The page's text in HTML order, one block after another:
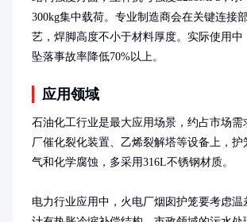
300kg集中载荷。专业制造商会在关键连接
艺，焊脚高度不小于材料厚度。实际使用中
坠落事故率降低70%以上。
应用领域
石油化工行业是最大应用场景，约占市场需
厂催化裂化装置、乙烯裂解塔等设备上，护
气和化学腐蚀，多采用316L不锈钢材质。
电力行业应用中，火电厂烟囱护笼要考虑温